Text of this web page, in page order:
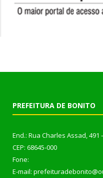
PREFEITURA DE BONITO
End.: Rua Charles Assad, 491
CEP: 68645-000
Fone:
E-mail: